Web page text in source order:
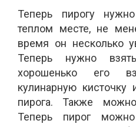
Теперь пирогу
теплом месте, не
время он несколько
Теперь нужно
хорошенько его
кулинарную кисточку
пирога. Также
Теперь пирог